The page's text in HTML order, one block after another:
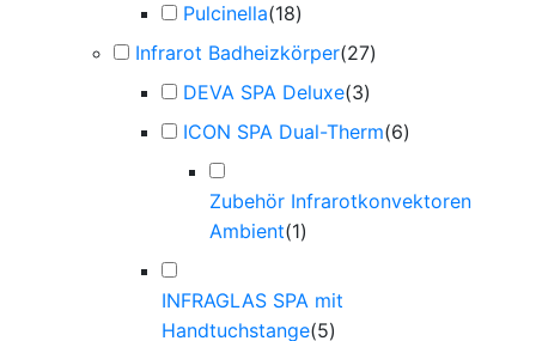
Pulcinella(18)
Infrarot Badheizkörper(27)
DEVA SPA Deluxe(3)
ICON SPA Dual-Therm(6)
Zubehör Infrarotkonvektoren
Ambient(1)
INFRAGLAS SPA mit
Handtuchstange(5)